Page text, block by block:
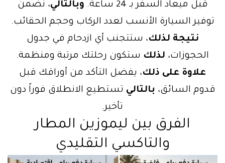
قبل ميعاد السفر بـ 24 ساعة.
وبالتالي، نضمن
توفير السيارة الأنسب لعدد الركاب وحجم الحقائب.
نتيجة لذلك، ستتجنب أي ازدحام في جدول
الحجوزات، لذلك ستكون رحلتك مرتبة ومنظمة.
علاوة على ذلك، يفضل التأكد من أوراقك قبل
قدوم السائق، بالتالي تستطيع الانطلاق فوراً دون
تأخير.
الفرق بين ليموزين المطار
والتاكسي التقليدي